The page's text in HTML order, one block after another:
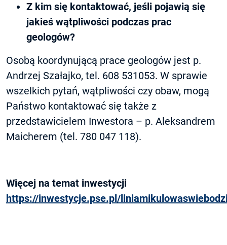
Z kim się kontaktować, jeśli pojawią się
jakieś wątpliwości podczas prac
geologów?
Osobą koordynującą prace geologów jest p.
Andrzej Szałajko, tel. 608 531053. W sprawie
wszelkich pytań, wątpliwości czy obaw, mogą
Państwo kontaktować się także z
przedstawicielem Inwestora – p. Aleksandrem
Maicherem (tel. 780 047 118).
Więcej na temat inwestycji
https://inwestycje.pse.pl/